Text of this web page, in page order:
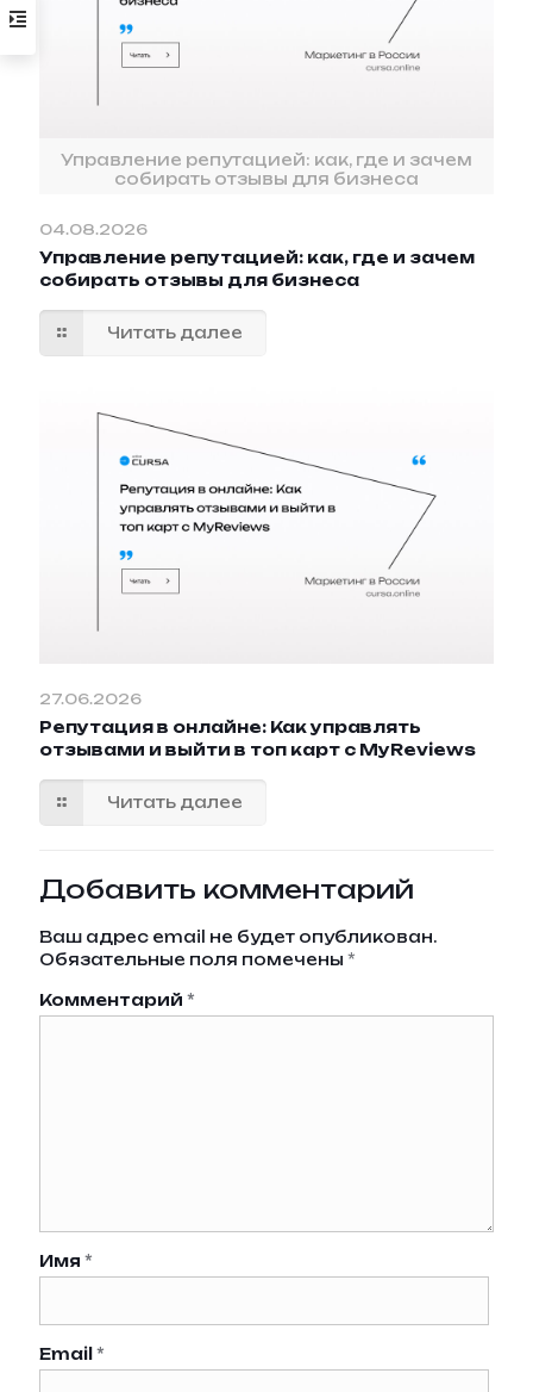
Управление репутацией: как, где и зачем
собирать отзывы для бизнеса
04.08.2026
Управление репутацией: как, где и зачем
собирать отзывы для бизнеса
Читать далее
27.06.2026
Репутация в онлайне: Как управлять
отзывами и выйти в топ карт с MyReviews
Читать далее
Добавить комментарий
Ваш адрес email не будет опубликован.
Обязательные поля помечены *
Комментарий *
Имя *
Email *